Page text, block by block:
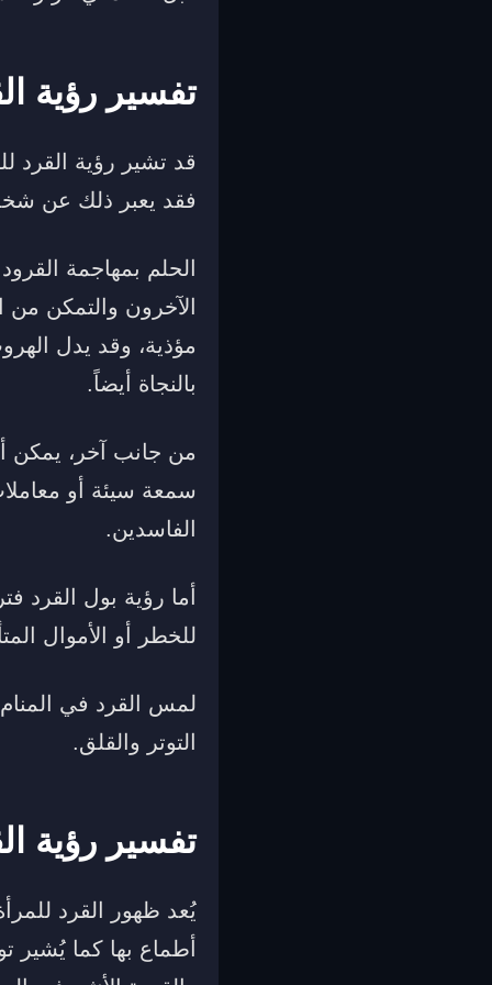
تفسير رؤية
قد تشير رؤية القرد
فقد يعبر ذلك عن
الحلم بمهاجمة
الآخرون والتمكن
مؤذية، وقد يدل
بالنجاة أيضاً.
من جانب آخر، يمكن
سمعة سيئة أو
الفاسدين.
أما رؤية بول القرد
للخطر أو الأموال
لمس القرد في المنام
التوتر والقلق.
تفسير رؤية
يُعد ظهور القرد
أطماع بها كما يُشير